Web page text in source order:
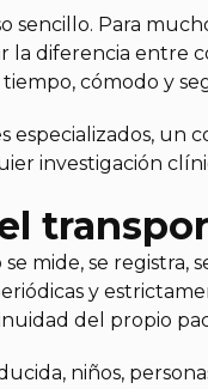
sencillo. Para
la diferencia
cómodo y
especializados,
investigación
mide, se
y
del propio
niños,